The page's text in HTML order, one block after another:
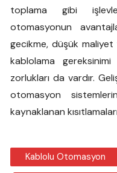
toplama gibi
otomasyonun
gecikme, düşük
kablolama
zorlukları da vardır.
otomasyon
kaynaklanan
Kablolu Otomasyon